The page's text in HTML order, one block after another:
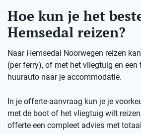
Hoe kun je het
Hemsedal reizen?
Naar Hemsedal Noorwegen reizen
(per ferry), of met het vliegtuig en
huurauto naar je accommodatie.
In je offerte-aanvraag kun je je
met de boot of het vliegtuig wilt
offerte een compleet advies met